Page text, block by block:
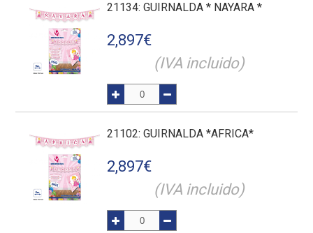
21134: GUIRNALDA * NAYARA *
2,897€
(IVA incluido)
21102: GUIRNALDA *AFRICA*
2,897€
(IVA incluido)